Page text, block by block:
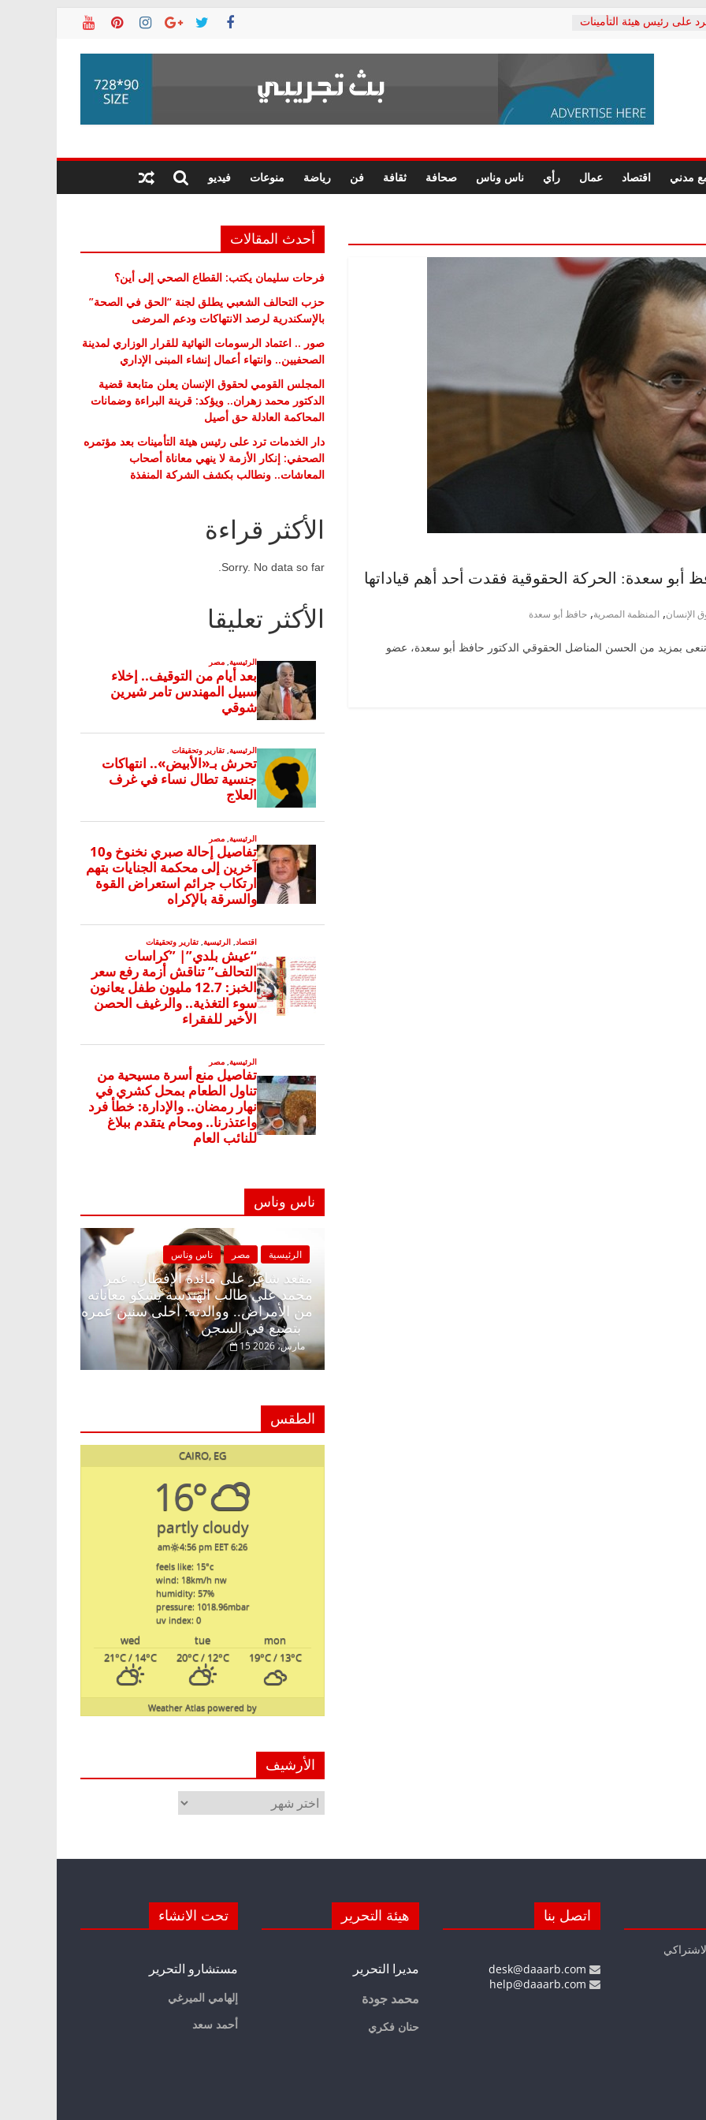
على رئيس هيئة التأمينات
المعاشات.. ونطالب بكشف
يكتب: القطاع الصحي إلى
الشعبي يطلق لجنة “الحق
النهائية للقرار
الصحفيين.. وانتهاء أعمال
المحاكمة العادلة
مدني اقتصاد عمال رأي ناس وناس صحافة ثقافة فن رياضة منوعات فيديو
أبو سعدة: الحركة الحقوقية فقدت أحد أهم قياداتها
الإنسان, المنظمة المصرية, حافظ أبو سعدة
تنعى بمزيد من الحسن المناضل الحقوقي الدكتور حافظ أبو سعدة، عضو
أحدث المقالات
فرحات سليمان يكتب: القطاع الصحي إلى أين؟
حزب التحالف الشعبي يطلق لجنة “الحق في الصحة”
بالإسكندرية لرصد الانتهاكات ودعم المرضى
صور .. اعتماد الرسومات النهائية للقرار الوزاري لمدينة
الصحفيين.. وانتهاء أعمال إنشاء المبنى الإداري
المجلس القومي لحقوق الإنسان يعلن متابعة قضية
الدكتور محمد زهران.. ويؤكد: قرينة البراءة وضمانات
المحاكمة العادلة حق أصيل
دار الخدمات ترد على رئيس هيئة التأمينات بعد مؤتمره
الصحفي: إنكار الأزمة لا ينهي معاناة أصحاب
المعاشات.. ونطالب بكشف الشركة المنفذة
الأكثر قراءة
Sorry. No data so far.
الأكثر تعليقا
ناس وناس
الرئيسية مصر ناس وناس
مقعد شاغر على مائدة الإفطار.. عمر
محمد علي طالب الهندسة يشكو
من الأمراض.. ووالدته: أحلى سنين
بتضيع في السجن
15 مارس، 2026
مقعد شاغر على الإفطار وبلكونة بلا زينة
رمضان.. د. عبدالخالق فاروق خبير
اقتصادي في انتظار حلم الحرية ولمة
الطقس
CAIRO, EG
16°
partly cloudy
6:26 am
4:56 pm EET
feels like: 15°c
wind: 18km/h nw
humidity: 57%
pressure: 1018.96mbar
uv index: 0
mon
tue
wed
19°C/ 13°C
20°C/ 12°C
21°C/ 14°C
powered by
Weather Atlas
الأرشيف
الأرشيف
اتصل بنا هيئة التحرير
مديرا التحرير
محمد جودة
حنان فكري
تحت الانشاء
مستشارو التحرير
إلهامي الميرغي
أحمد سعد